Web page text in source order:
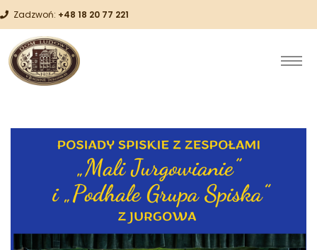
Zadzwoń: +48 18 20 77 221